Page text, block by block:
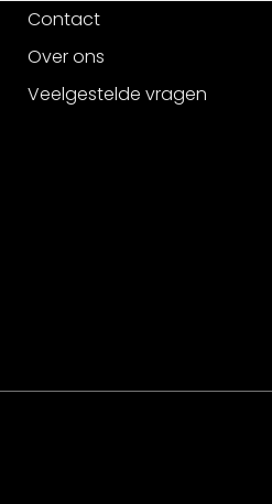
Contact
Over ons
Veelgestelde vragen